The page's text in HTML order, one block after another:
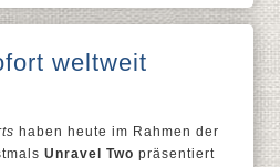
weltweit
haben heute im Rahmen der
Unravel Two präsentiert